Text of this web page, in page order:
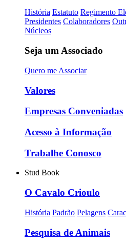
História Estatuto Regimento
Presidentes Colaboradores
Núcleos
Seja um Associado
Quero me Associar
Valores
Empresas Conveniadas
Acesso à Informação
Trabalhe Conosco
Stud Book
O Cavalo Crioulo
História Padrão Pelagens
Pesquisa de Animais